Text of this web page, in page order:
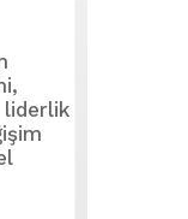
liderlik